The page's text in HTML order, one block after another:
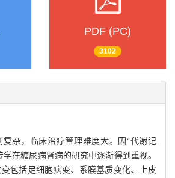
PDF (PC)
3102
杂，临床治疗管理难度大。因“代谢记
在糖尿病肾病的研究中逐渐得到重视。
包括足细胞病变、系膜基质变化、上皮